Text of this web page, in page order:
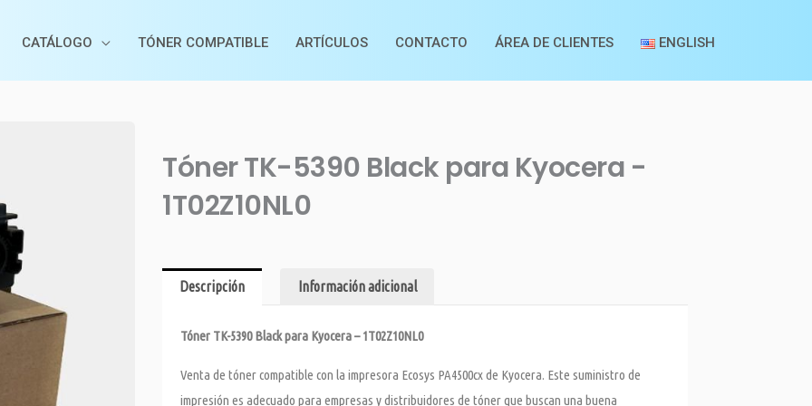
CATÁLOGO TÓNER COMPATIBLE ARTÍCULOS CONTACTO ÁREA DE CLIENTES ENGLISH
Tóner TK-5390 Black para Kyocera -
1T02Z10NL0
Descripción Información adicional
Tóner TK-5390 Black para Kyocera – 1T02Z10NL0
Venta de tóner compatible con la impresora Ecosys PA4500cx de Kyocera. Este suministro de
impresión es adecuado para empresas y distribuidores de tóner que buscan una buena